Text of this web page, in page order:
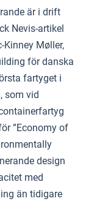
är i drift
Nevis-artikel
Møller,
för danska
fartyget i
som vid
”Economy of
design
med
än tidigare